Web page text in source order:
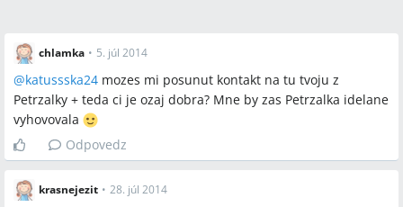
chlamka • 5. júl 2014
@katussska24 mozes mi posunut kontakt na tu tvoju z
Petrzalky + teda ci je ozaj dobra? Mne by zas Petrzalka idelane
vyhovovala
Odpovedz
krasnejezit • 28. júl 2014